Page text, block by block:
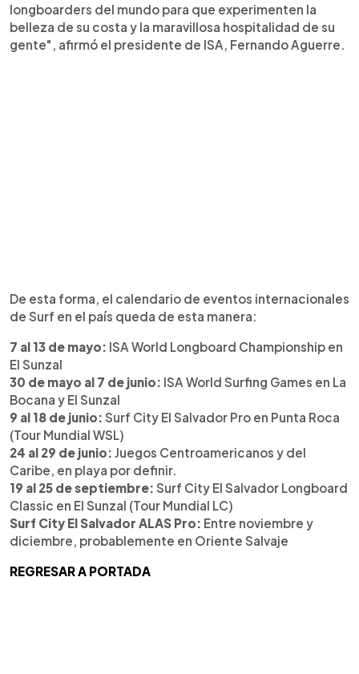
longboarders del mundo para que experimenten la
belleza de su costa y la maravillosa hospitalidad de su
gente", afirmó el presidente de ISA, Fernando Aguerre.
De esta forma, el calendario de eventos internacionales
de Surf en el país queda de esta manera:
7 al 13 de mayo: ISA World Longboard Championship en
El Sunzal
30 de mayo al 7 de junio: ISA World Surfing Games en La
Bocana y El Sunzal
9 al 18 de junio: Surf City El Salvador Pro en Punta Roca
(Tour Mundial WSL)
24 al 29 de junio: Juegos Centroamericanos y del
Caribe, en playa por definir.
19 al 25 de septiembre: Surf City El Salvador Longboard
Classic en El Sunzal (Tour Mundial LC)
Surf City El Salvador ALAS Pro: Entre noviembre y
diciembre, probablemente en Oriente Salvaje
REGRESAR A PORTADA